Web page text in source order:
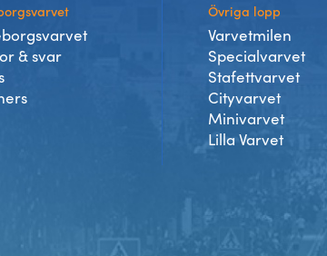
& svar
Övriga lopp
Varvetmilen
Specialvarvet
Stafettvarvet
Cityvarvet
Minivarvet
Lilla Varvet